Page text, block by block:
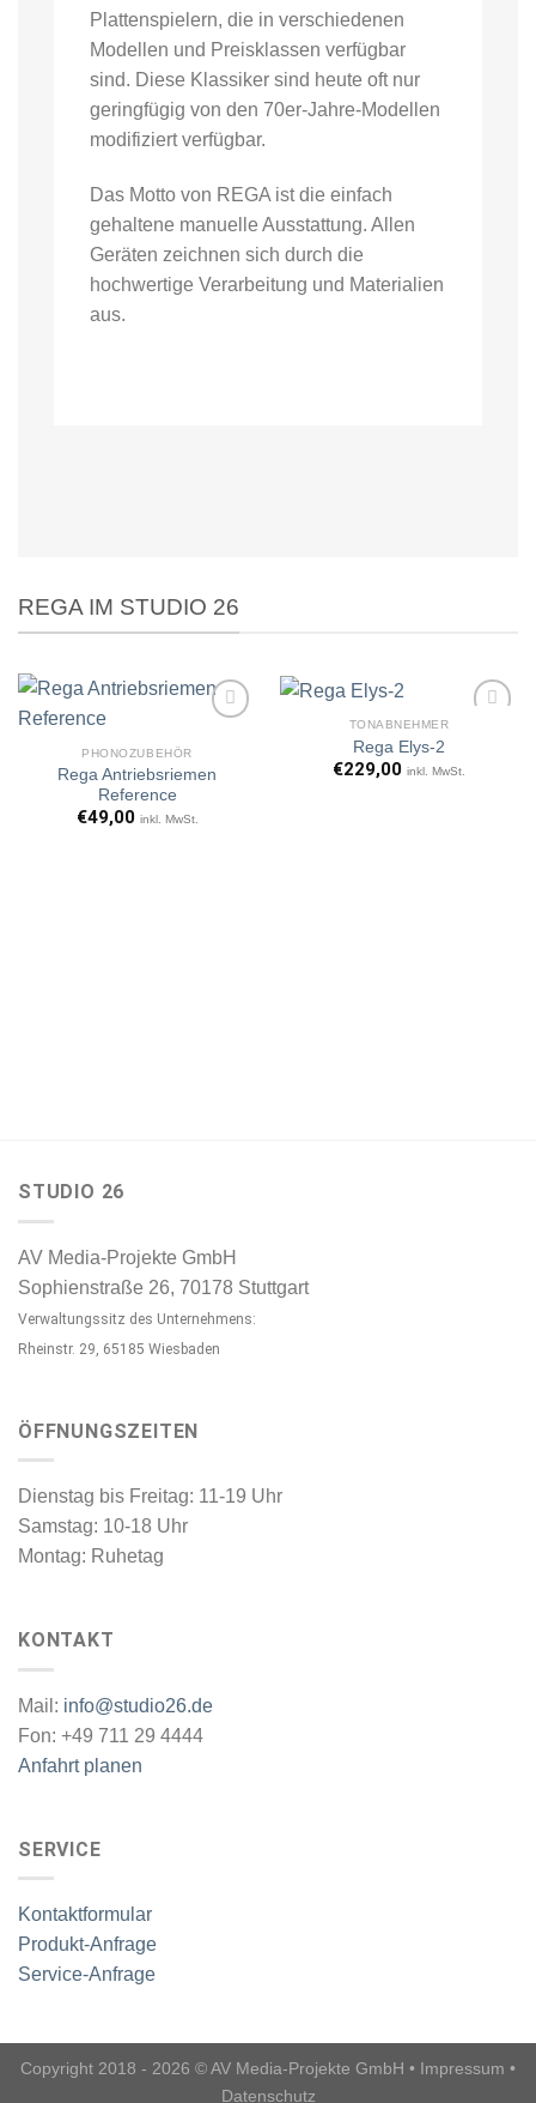
Plattenspielern, die in verschiedenen
Modellen und Preisklassen verfügbar
sind. Diese Klassiker sind heute oft nur
geringfügig von den 70er-Jahre-Modellen
modifiziert verfügbar.
Das Motto von REGA ist die einfach
gehaltene manuelle Ausstattung. Allen
Geräten zeichnen sich durch die
hochwertige Verarbeitung und Materialien
aus.
REGA IM STUDIO 26
Artikel
PHONOZUBEHÖR
Rega Antriebsriemen
Reference
€49,00 inkl. MwSt.
Artikel
TONABNEHMER
Rega Elys-2
€229,00 inkl. MwSt.
STUDIO 26
AV Media-Projekte GmbH
Sophienstraße 26, 70178 Stuttgart
Verwaltungssitz des Unternehmens:
Rheinstr. 29, 65185 Wiesbaden
ÖFFNUNGSZEITEN
Dienstag bis Freitag: 11-19 Uhr
Samstag: 10-18 Uhr
Montag: Ruhetag
KONTAKT
Mail: info@studio26.de
Fon: +49 711 29 4444
Anfahrt planen
SERVICE
Kontaktformular
Produkt-Anfrage
Service-Anfrage
Copyright 2018 - 2026 © AV Media-Projekte GmbH • Impressum •
Datenschutz